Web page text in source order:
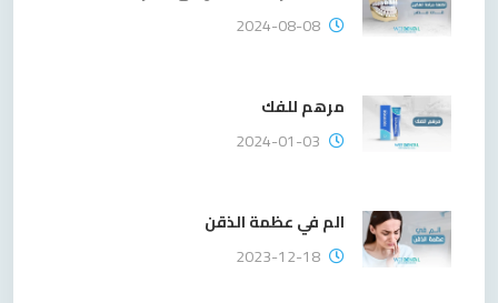
2024-08-08
مرهم للفك
2024-01-03
الم في عظمة الذقن
2023-12-18